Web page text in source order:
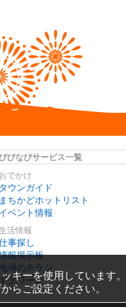
びなびサービス一覧
おでかけ
タウンガイド
まちかどホットリスト
イベント情報
活情報
事探し
報掲示板
域のチラシ
ギグワーク
キーを使用しています
らご設定ください。